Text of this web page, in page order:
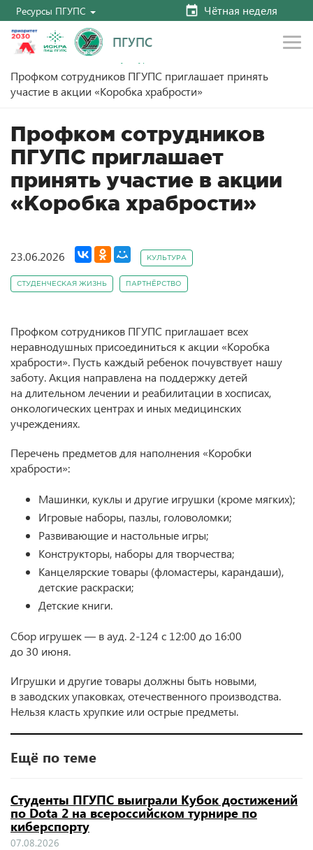
Ресурсы ПГУПС Чётная неделя
ПГУПС
Главная Новости
Профком сотрудников ПГУПС приглашает принять
участие в акции «Коробка храбрости»
Профком сотрудников
ПГУПС приглашает
принять участие в акции
«Коробка храбрости»
23.06.2026 КУЛЬТУРА
СТУДЕНЧЕСКАЯ ЖИЗНЬ ПАРТНЁРСТВО
Профком сотрудников ПГУПС приглашает всех
неравнодушных присоединиться к акции «Коробка
храбрости». Пусть каждый ребенок почувствует нашу
заботу. Акция направлена на поддержку детей
на длительном лечении и реабилитации в хосписах,
онкологических центрах и иных медицинских
учреждениях.
Перечень предметов для наполнения «Коробки
храбрости»:
Машинки, куклы и другие игрушки (кроме мягких);
Игровые наборы, пазлы, головоломки;
Развивающие и настольные игры;
Конструкторы, наборы для творчества;
Канцелярские товары (фломастеры, карандаши),
детские раскраски;
Детские книги.
Сбор игрушек — в ауд. 2-124 с 12:00 до 16:00
до 30 июня.
Игрушки и другие товары должны быть новыми,
в заводских упаковках, отечественного производства.
Нельзя класть хрупкие или острые предметы.
Ещё по теме
Студенты ПГУПС выиграли Кубок достижений
по Dota 2 на всероссийском турнире по
киберспорту
07.08.2026